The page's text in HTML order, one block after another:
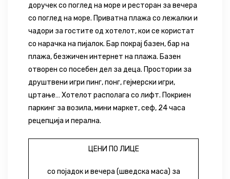
доручек со поглед на море и ресторан за вечера
со поглед на море. Приватна плажа со лежалки и
чадори за гостите од хотелот, кои се користат
со нарачка на пијалок. Бар покрај базен, бар на
плажа, безжичен интернет на плажа. Базен
отворен со посебен дел за деца. Простории за
друштвени игри пинг, понг, гејмерски игри,
цртање… Хотелот располага со лифт. Покриен
паркинг за возила, мини маркет, сеф, 24 часа
рецепција и перална.
ЦЕНИ ПО ЛИЦЕ
со појадок и вечера (шведска маса) за